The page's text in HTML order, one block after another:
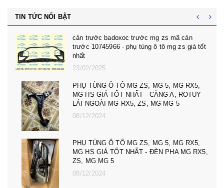
TIN TỨC NỔI BẬT
cản trước badoxoc trước mg zs mã cản
trước 10745966 - phụ tùng ô tô mg zs giá tốt
nhất
23/02/2025
PHỤ TÙNG Ô TÔ MG ZS, MG 5, MG RX5,
MG HS GIÁ TỐT NHẤT - CÀNG A, ROTUY
LÁI NGOÀI MG RX5, ZS, MG MG 5
08/12/2024
PHỤ TÙNG Ô TÔ MG ZS, MG 5, MG RX5,
MG HS GIÁ TỐT NHẤT - ĐÈN PHA MG RX5,
ZS, MG MG 5
08/12/2024